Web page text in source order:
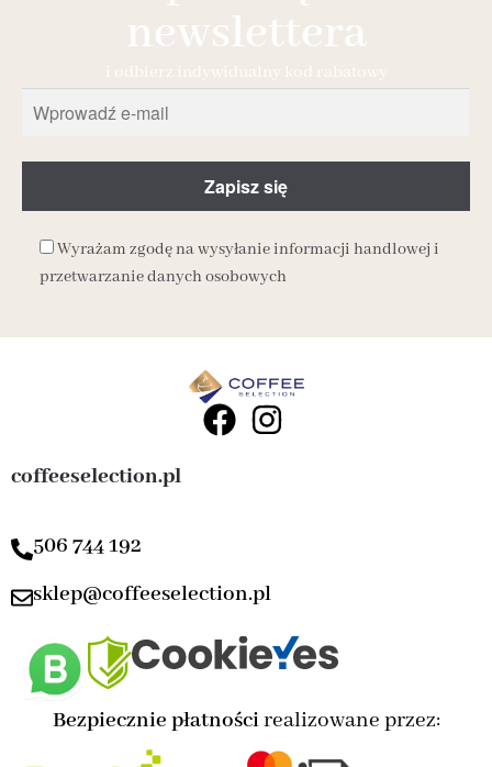
newslettera
i odbierz indywidualny kod rabatowy
Wyrażam zgodę na wysyłanie informacji handlowej i
przetwarzanie danych osobowych
coffeeselection.pl
506 744 192
sklep@coffeeselection.pl
Bezpiecznie płatnościrealizowane przez: